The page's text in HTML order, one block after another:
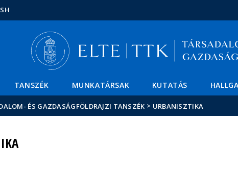
TANSZÉK MUNKATÁRSAK KUTATÁS
ÉS GAZDASÁGFÖLDRAJZI TANSZÉK > URBANISZTIKA